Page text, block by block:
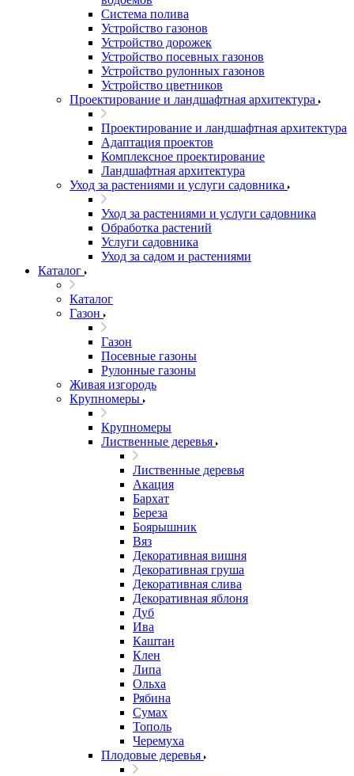
Система полива
Устройство газонов
Устройство дорожек
Устройство посевных газонов
Устройство рулонных газонов
Устройство цветников
Проектирование и ландшафтная архитектура
Проектирование и ландшафтная архитектура
Адаптация проектов
Комплексное проектирование
Ландшафтная архитектура
Уход за растениями и услуги садовника
Уход за растениями и услуги садовника
Обработка растений
Услуги садовника
Уход за садом и растениями
Каталог
Каталог
Газон
Газон
Посевные газоны
Рулонные газоны
Живая изгородь
Крупномеры
Крупномеры
Лиственные деревья
Лиственные деревья
Акация
Бархат
Береза
Боярышник
Вяз
Декоративная вишня
Декоративная груша
Декоративная слива
Декоративная яблоня
Дуб
Ива
Каштан
Клен
Липа
Ольха
Рябина
Сумах
Тополь
Черемуха
Плодовые деревья